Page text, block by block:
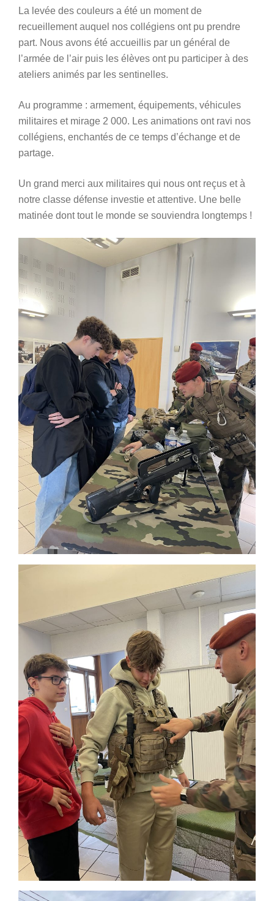
La levée des couleurs a été un moment de
recueillement auquel nos collégiens ont pu prendre
part. Nous avons été accueillis par un général de
l’armée de l’air puis les élèves ont pu participer à des
ateliers animés par les sentinelles.
Au programme : armement, équipements, véhicules
militaires et mirage 2 000. Les animations ont ravi nos
collégiens, enchantés de ce temps d’échange et de
partage.
Un grand merci aux militaires qui nous ont reçus et à
notre classe défense investie et attentive. Une belle
matinée dont tout le monde se souviendra longtemps !